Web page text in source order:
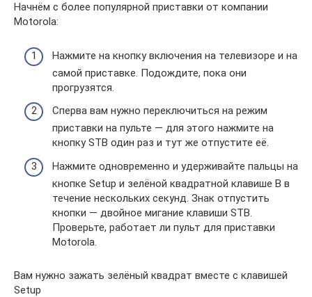
Начнём с более популярной приставки от компании
Motorola:
Нажмите на кнопку включения на телевизоре и на
самой приставке. Подождите, пока они
прогрузятся.
Сперва вам нужно переключиться на режим
приставки на пульте — для этого нажмите на
кнопку STB один раз и тут же отпустите её.
Нажмите одновременно и удерживайте пальцы на
кнопке Setup и зелёной квадратной клавише В в
течение нескольких секунд. Знак отпустить
кнопки — двойное мигание клавиши STB.
Проверьте, работает ли пульт для приставки
Motorola.
Вам нужно зажать зелёный квадрат вместе с клавишей
Setup